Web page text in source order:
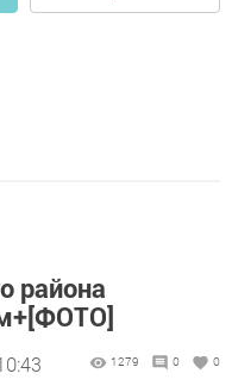
района
1279 0 0